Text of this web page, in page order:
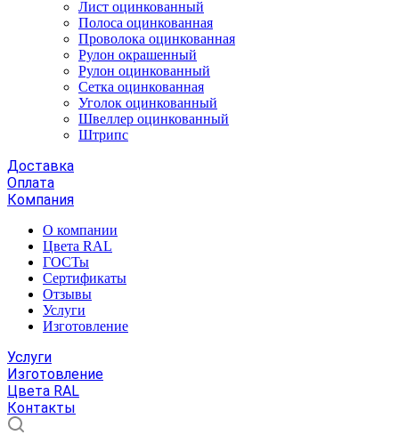
Лист оцинкованный
Полоса оцинкованная
Проволока оцинкованная
Рулон окрашенный
Рулон оцинкованный
Сетка оцинкованная
Уголок оцинкованный
Швеллер оцинкованный
Штрипс
Доставка
Оплата
Компания
О компании
Цвета RAL
ГОСТы
Сертификаты
Отзывы
Услуги
Изготовление
Услуги
Изготовление
Цвета RAL
Контакты